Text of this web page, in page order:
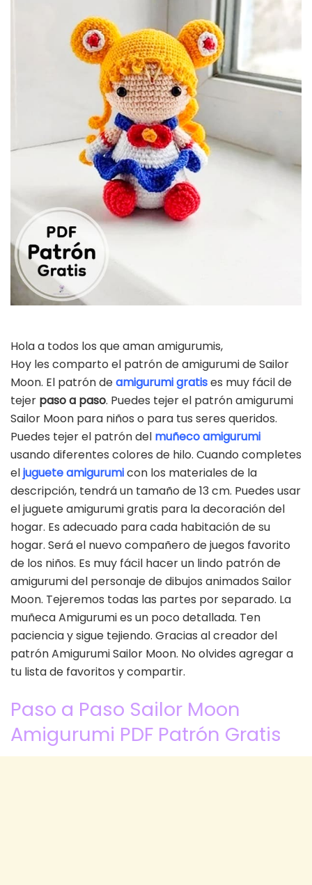
Hola a todos los que aman amigurumis,
Hoy les comparto el patrón de amigurumi de Sailor
Moon. El patrón deamigurumi gratises muy fácil de
tejer paso a paso. Puedes tejer el patrón amigurumi
Sailor Moon para niños o para tus seres queridos.
Puedes tejer el patrón del muñeco amigurumi
usando diferentes colores de hilo. Cuando completes
eljuguete amigurumicon los materiales de la
descripción, tendrá un tamaño de 13 cm. Puedes usar
el juguete amigurumi gratis para la decoración del
hogar. Es adecuado para cada habitación de su
hogar. Será el nuevo compañero de juegos favorito
de los niños. Es muy fácil hacer un lindo patrón de
amigurumi del personaje de dibujos animados Sailor
Moon. Tejeremos todas las partes por separado. La
muñeca Amigurumi es un poco detallada. Ten
paciencia y sigue tejiendo. Gracias al creador del
patrón Amigurumi Sailor Moon. No olvides agregar a
tu lista de favoritos y compartir.
Paso a Paso Sailor Moon
Amigurumi PDF Patrón Gratis